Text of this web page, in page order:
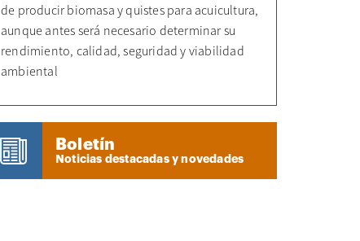
de producir biomasa y quistes para acuicultura,
aunque antes será necesario determinar su
rendimiento, calidad, seguridad y viabilidad
ambiental
Boletín
Noticias destacadas y novedades